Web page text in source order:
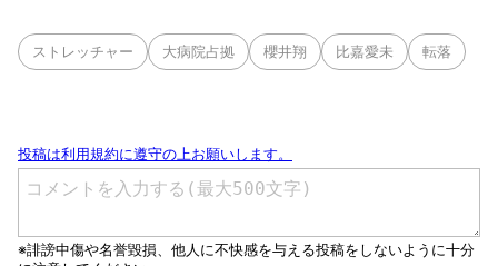
ストレッチャー 大病院占拠 櫻井翔 比嘉愛未 転落